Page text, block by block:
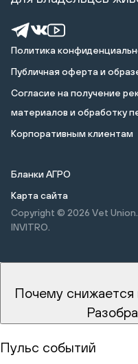
Политика
Публичная оферта и
Cогласие на получение
материалов и обработку
Корпоративным клиентам
Бланки АГРО
Карта сайта
Copyright © 2026 Vet
INVITRO.
Почему снижается
Пульс событий